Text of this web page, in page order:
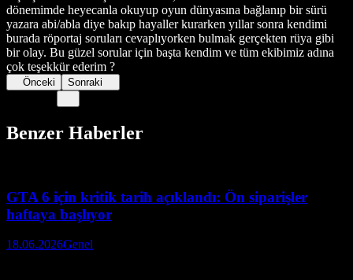
dönemimde heyecanla okuyup oyun dünyasına bağlanıp bir sürü
yazara abi/abla diye bakıp hayaller kurarken yıllar sonra kendimi
burada röportaj soruları cevaplıyorken bulmak gerçekten rüya gibi
bir olay. Bu güzel sorular için başta kendim ve tüm ekibimiz adına
çok teşekkür ederim ?
Önceki Sonraki
Benzer Haberler
GTA 6 için kritik tarih açıklandı: Ön siparişler
haftaya başlıyor
18.06.2026Genel